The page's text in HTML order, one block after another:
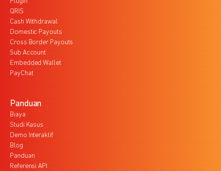
QRIS
Cash Withdrawal
Domestic Payouts
Cross Border Payouts
Sub Account
Embedded Wallet
PayChat
Panduan
Biaya
Studi Kasus
Demo Interaktif
Blog
Panduan
Referensi API